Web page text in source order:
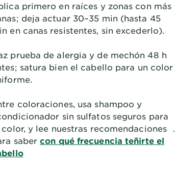
primero en raíces y zonas con más
deja actuar 30–35 min (hasta 45
en canas resistentes, sin excederlo).
prueba de alergia y de mechón 48 h
satura bien el cabello para un color
coloraciones, usa shampoo y
sin sulfatos seguros para
color, y lee nuestras recomendaciones
sabercon qué frecuencia teñirte el
.